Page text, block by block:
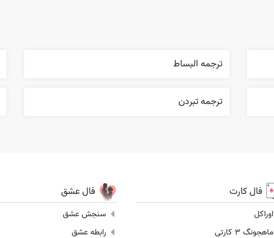
ترجمه البساط
ترجمه تبردن
فال کارت
اوراکل
ماهجونگ 3 کارتی
فال عشق
سنجش عشق
رابطه عشق